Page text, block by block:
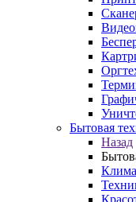
Бытовая
Назад